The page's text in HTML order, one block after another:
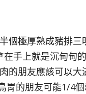
個極厚熟成豬排三
在手上就是沉甸甸的
的朋友應該可以大
胃的朋友可能1/4